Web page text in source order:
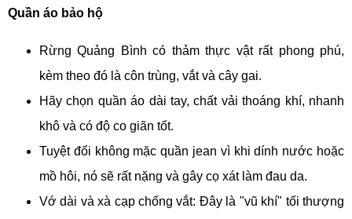
Quần áo bảo hộ
Rừng Quảng Bình có thảm thực vật rất phong phú,
kèm theo đó là côn trùng, vắt và cây gai.
Hãy chọn quần áo dài tay, chất vải thoáng khí, nhanh
khô và có độ co giãn tốt.
Tuyệt đối không mặc quần jean vì khi dính nước hoặc
mồ hôi, nó sẽ rất nặng và gây cọ xát làm đau da.
Vớ dài và xà cạp chống vắt: Đây là "vũ khí" tối thượng